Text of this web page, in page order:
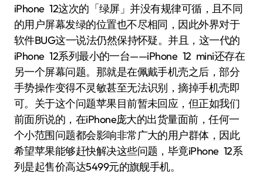
iPhone 12这次的「绿屏」并没有规律可循，且不同
的用户屏幕发绿的位置也不尽相同，因此外界对于
软件BUG这一说法仍然保持怀疑。并且，这一代的
iPhone 12系列最小的一台——iPhone 12 mini还存在
另一个屏幕问题。那就是在佩戴手机壳之后，部分
手势操作变得不灵敏甚至无法识别，摘掉手机壳即
可。关于这个问题苹果目前暂未回应，但正如我们
前面所说的，在iPhone庞大的出货量面前，任何一
个小范围问题都会影响非常广大的用户群体，因此
希望苹果能够赶快解决这些问题，毕竟iPhone 12系
列是起售价高达5499元的旗舰手机。